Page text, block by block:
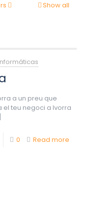
Show all
a un preu que
el teu negoci a Ivorra
0 Read more